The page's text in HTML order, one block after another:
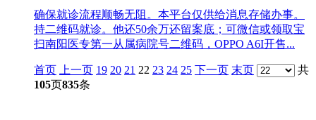
确保就诊流程顺畅无阻。本平台仅供给消息存储办事。
持二维码就诊。他还50余万还留案底；可微信或领取宝
扫南阳医专第一从属病院号二维码，OPPO A6I开售...
首页 上一页 19 20 21 22 23 24 25 下一页 末页
共
105页835条